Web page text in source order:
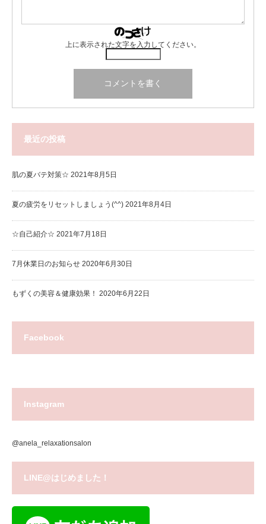
上に表示された文字を入力してください。
最近の投稿
肌の夏バテ対策☆ 2021年8月5日
夏の疲労をリセットしましょう(^^) 2021年8月4日
☆自己紹介☆ 2021年7月18日
7月休業日のお知らせ 2020年6月30日
もずくの美容＆健康効果！ 2020年6月22日
Facebook
Instagram
@anela_relaxationsalon
LINE@はじめました！